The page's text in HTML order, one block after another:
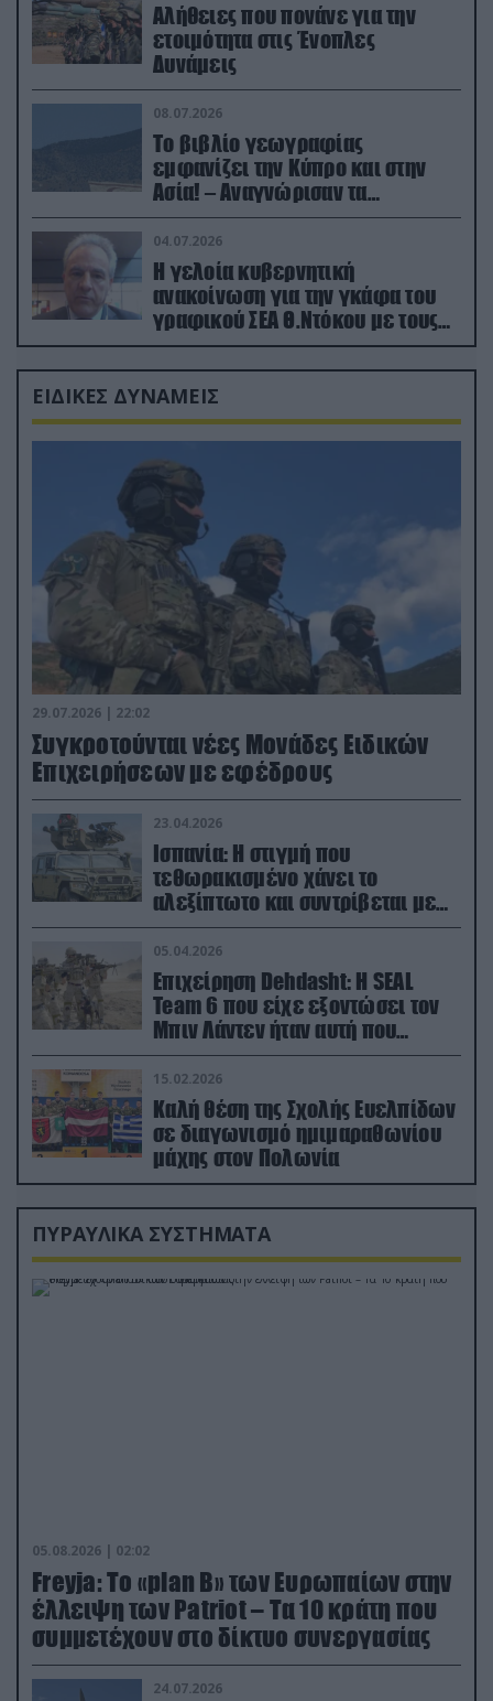
Αλήθειες που πονάνε για την
ετοιμότητα στις Ένοπλες
Δυνάμεις
08.07.2026
Το βιβλίο γεωγραφίας
εμφανίζει την Κύπρο και στην
Ασία! – Αναγνώρισαν τα
κατεχόμενα; (φωτο)
04.07.2026
Η γελοία κυβερνητική
ανακοίνωση για την γκάφα του
γραφικού ΣΕΑ Θ.Ντόκου με τους
Ρώσους φαρσέρ
ΕΙΔΙΚΕΣ ΔΥΝΑΜΕΙΣ
29.07.2026 | 22:02
Συγκροτούνται νέες Μονάδες Ειδικών
Επιχειρήσεων με εφέδρους
23.04.2026
Ισπανία: Η στιγμή που
τεθωρακισμένο χάνει το
αλεξίπτωτο και συντρίβεται με
ορμή στο έδαφος (βίντεο)
05.04.2026
Επιχείρηση Dehdasht: Η SEAL
Team 6 που είχε εξοντώσει τον
Μπιν Λάντεν ήταν αυτή που
διέσωσε τον πιλότο του F-15
15.02.2026
Καλή θέση της Σχολής Ευελπίδων
σε διαγωνισμό ημιμαραθωνίου
μάχης στον Πολωνία
ΠΥΡΑΥΛΙΚΑ ΣΥΣΤΗΜΑΤΑ
05.08.2026 | 02:02
Freyja: Το «plan Β» των Ευρωπαίων στην
έλλειψη των Patriot – Τα 10 κράτη που
συμμετέχουν στο δίκτυο συνεργασίας
24.07.2026